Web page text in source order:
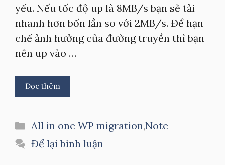
yếu. Nếu tốc độ up là 8MB/s bạn sẽ tải
nhanh hơn bốn lần so với 2MB/s. Để hạn
chế ảnh hưởng của đường truyền thì bạn
nên up vào …
Đọc thêm
Danh
mục
All in one WP migration,Note
Để lại bình luận